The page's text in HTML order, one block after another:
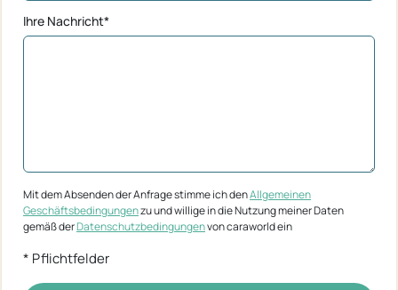
Ihre Nachricht*
Mit dem Absenden der Anfrage stimme ich denAllgemeinen
Geschäftsbedingungenzu und willige in die Nutzung meiner Daten
gemäß derDatenschutzbedingungenvon caraworld ein
* Pflichtfelder